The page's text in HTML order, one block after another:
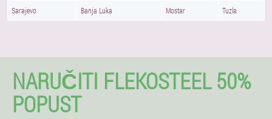
Sarajevo Banja Luka Mostar Tuzla
NARUČITI FLEKOSTEEL 50%
POPUST